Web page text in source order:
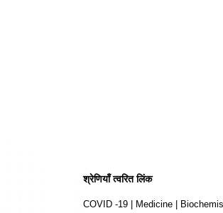
श्रेणियाँ त्वरित लिंक
COVID -19 Medicine